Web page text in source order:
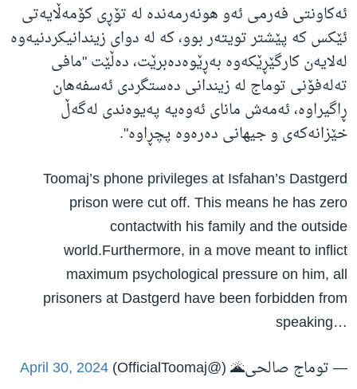
ئەکاونتی فەرمی ئەو هونەرمەندە لە تۆڕی کۆمەڵایەتی
ئێکس کە پێشتر تویتەر بوو، کە لە دوای زیندانیکردنیەوە
لەلایەن کارگێڕێکەوە بەڕێوەدەبرێت، دەڵێت "مافی
تەلەفۆنی توماج لە زیندانی دەستگردی ئەسفەهان
ڕاگیراوە، ئەمەش مانای ئەوەیە پەیوەندی لەگەڵ
خێزانەکەی و جیهانی دەرەوە پچڕاوە".
Toomaj’s phone privileges at Isfahan’s Dastgerd
prison were cut off. This means he has zero
contactwith his family and the outside
world.Furthermore, in a move meant to inflict
maximum psychological pressure on him, all
prisoners at Dastgerd have been forbidden from
speaking…
— توماج صالحی🌋 (@OfficialToomaj)
April 30, 2024